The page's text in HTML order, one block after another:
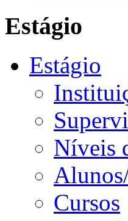
Estágio
Estágio
Níveis
Cursos